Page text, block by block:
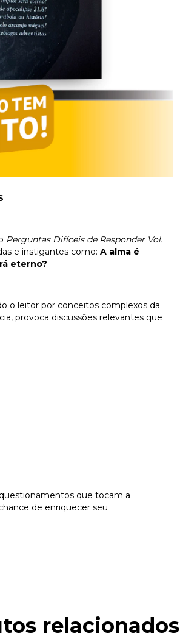
Perguntas Difíceis de Responder Vol.
e instigantes como: A alma é
eterno?
o leitor por conceitos complexos da
provoca discussões relevantes que
que tocam a
de enriquecer seu
relacionados